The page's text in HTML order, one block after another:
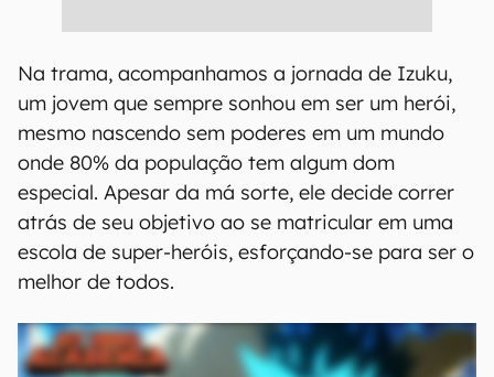
Na trama, acompanhamos a jornada de Izuku,
um jovem que sempre sonhou em ser um herói,
mesmo nascendo sem poderes em um mundo
onde 80% da população tem algum dom
especial. Apesar da má sorte, ele decide correr
atrás de seu objetivo ao se matricular em uma
escola de super-heróis, esforçando-se para ser o
melhor de todos.